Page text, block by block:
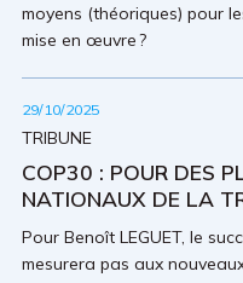
moyens (théoriques) pour
mise en œuvre ?
29/10/2025
TRIBUNE
COP30 : POUR DES
NATIONAUX DE LA
Pour Benoît LEGUET, le
mesurera pas aux